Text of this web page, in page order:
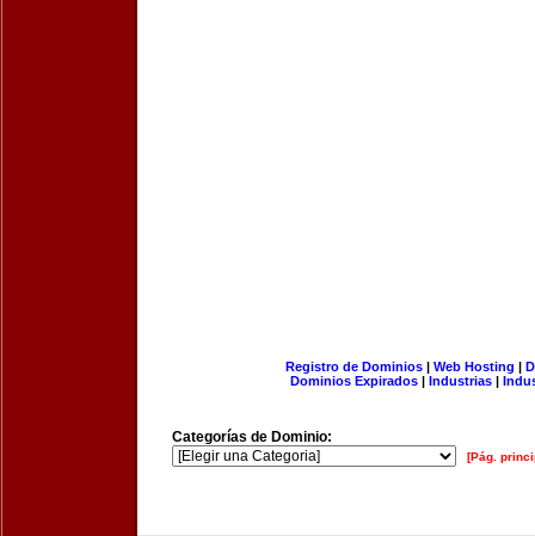
Registro de Dominios| Web Hosting |
Dominios Expirados | Industrias |
Categorías de Dominio:
[Pág.